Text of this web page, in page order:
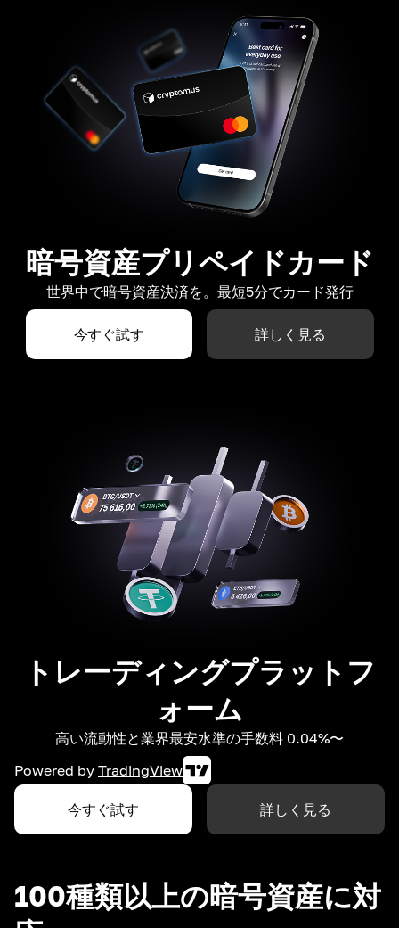
暗号資産プリペイドカード
世界中で暗号資産決済を。最短5分でカード発行
今すぐ試す 詳しく見る
トレーディングプラットフ
ォーム
高い流動性と業界最安水準の手数料 0.04%〜
Powered by TradingView
今すぐ試す 詳しく見る
100種類以上の暗号資産に対